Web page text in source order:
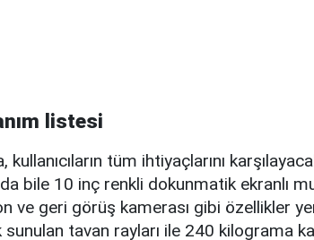
listesi
tüm ihtiyaçlarını
bile 10 inç renkli dokunmatik ekranlı
ve geri görüş kamerası gibi özellikler
tavan rayları ile 240 kilograma